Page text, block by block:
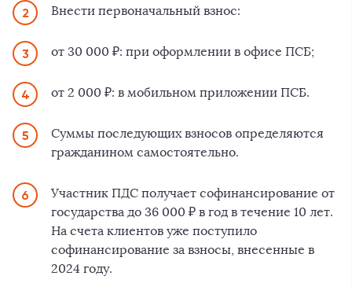
Внести первоначальный взнос:
от 30 000 ₽: при оформлении в офисе ПСБ;
от 2 000 ₽: в мобильном приложении ПСБ.
Суммы последующих взносов определяются
гражданином самостоятельно.
Участник ПДС получает софинансирование от
государства до 36 000 ₽ в год в течение 10 лет.
На счета клиентов уже поступило
софинансирование за взносы, внесенные в
2024 году.